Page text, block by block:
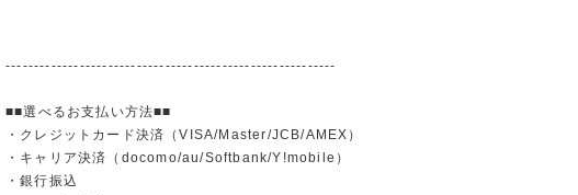
----------------------------------------------------------
■■選べるお支払い方法■■
・クレジットカード決済（VISA/Master/JCB/AMEX）
・キャリア決済（docomo/au/Softbank/Y!mobile）
・銀行振込